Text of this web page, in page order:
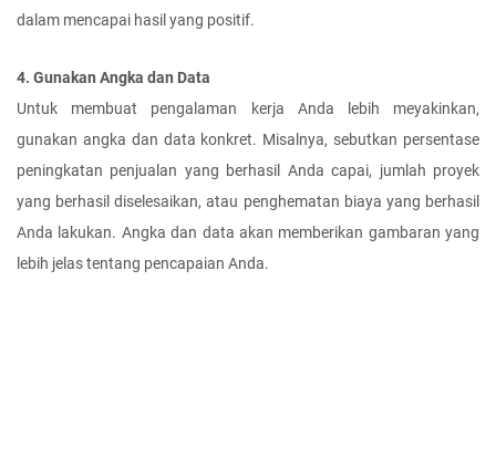
dalam mencapai hasil yang positif.
4. Gunakan Angka dan Data
Untuk membuat pengalaman kerja Anda lebih meyakinkan,
gunakan angka dan data konkret. Misalnya, sebutkan persentase
peningkatan penjualan yang berhasil Anda capai, jumlah proyek
yang berhasil diselesaikan, atau penghematan biaya yang berhasil
Anda lakukan. Angka dan data akan memberikan gambaran yang
lebih jelas tentang pencapaian Anda.